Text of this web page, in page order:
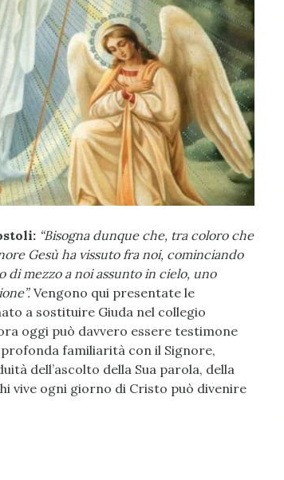
“Bisogna dunque che, tra coloro che
Gesù ha vissuto fra noi, cominciando
di mezzo a noi assunto in cielo, uno
Vengono qui presentate le
a sostituire Giuda nel collegio
oggi può davvero essere testimone
familiarità con il Signore,
dell’ascolto della Sua parola, della
vive ogni giorno di Cristo può divenire